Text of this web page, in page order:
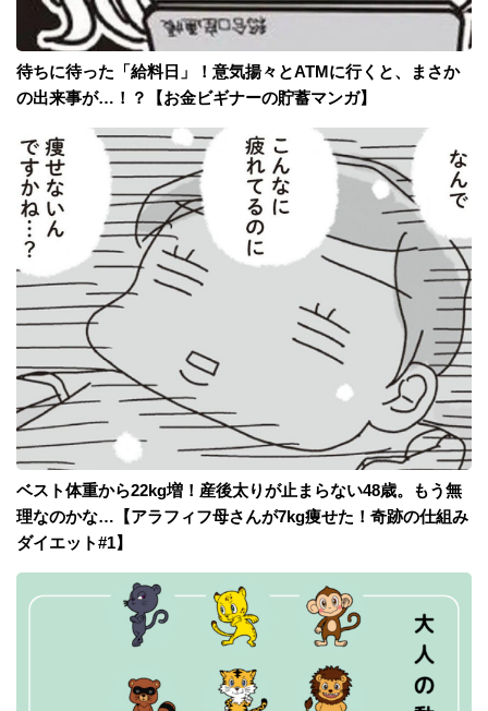
待ちに待った「給料日」！意気揚々とATMに行くと、まさか
の出来事が…！？【お金ビギナーの貯蓄マンガ】
ベスト体重から22kg増！産後太りが止まらない48歳。もう無
理なのかな…【アラフィフ母さんが7kg痩せた！奇跡の仕組み
ダイエット#1】